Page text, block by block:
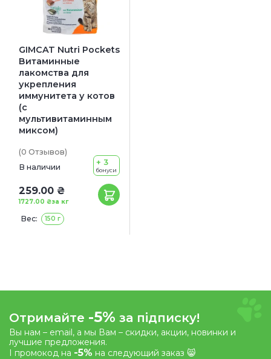
GIMCAT Nutri Pockets
Витаминные
лакомства для
укрепления
иммунитета у котов
(с
мультивитаминным
миксом)
(0 Отзывов)
В наличии
259.00 ₴
за кг
1727.00 ₴
+ 3
бонуси
Вес: 150 г
Отримайте -5% за підписку!
Вы нам – email, а мы Вам – скидки, акции, новинки и
лучшие предложения.
І промокод на -5% на следующий заказ 😸